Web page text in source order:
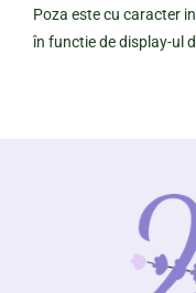
Poza este cu caracter
în functie de display-ul